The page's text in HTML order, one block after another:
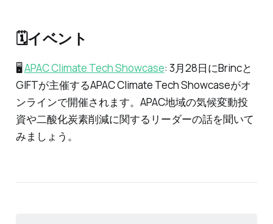
🗓️イベント
🖥APAC Climate Tech Showcase: 3月28日にBrincと
GIFTが主催するAPAC Climate Tech Showcaseがオ
ンラインで開催されます。APAC地域の気候変動投
資や二酸化炭素削減に関するリーダーの話を聞いて
みましょう。